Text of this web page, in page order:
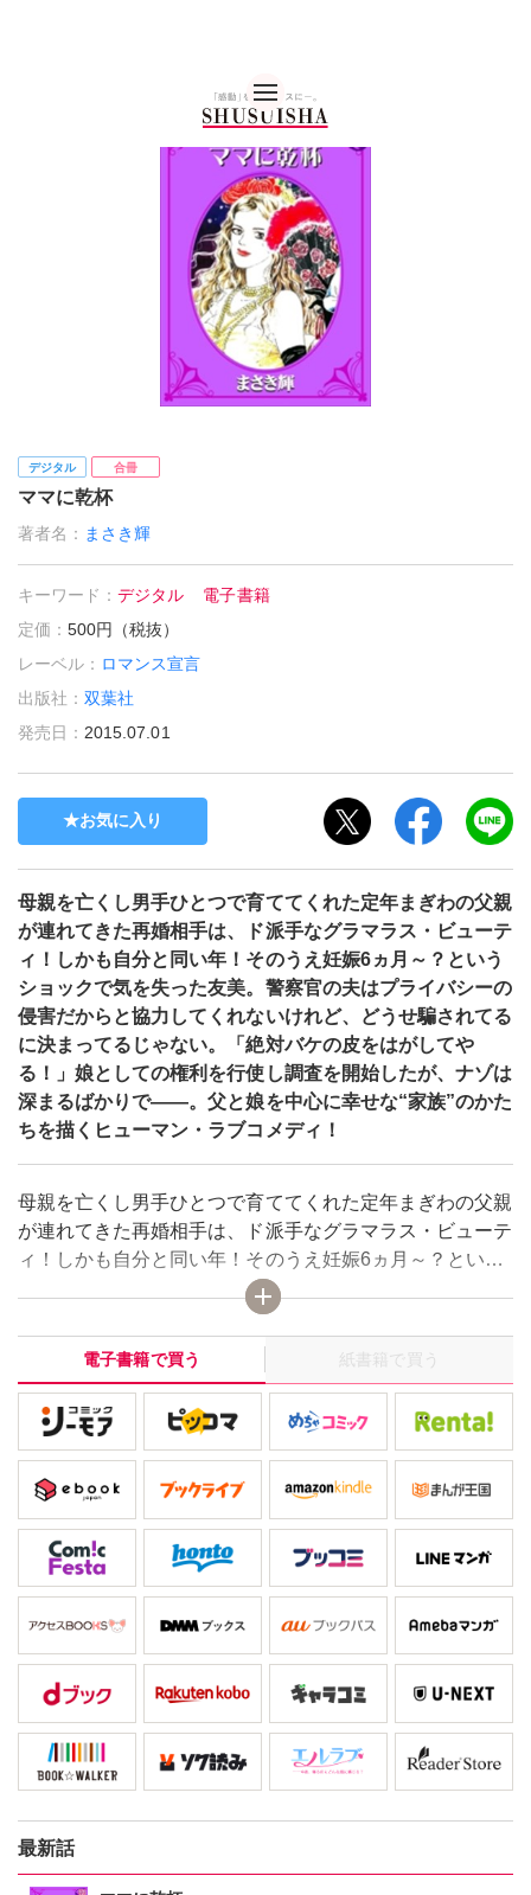
デジタル 合冊
ママに乾杯
著者名： まさき輝
キーワード：デジタル
電子書籍
定価：500円（税抜）
レーベル： ロマンス宣言
出版社：双葉社
発売日： 2015.07.01
お気に入り
母親を亡くし男手ひとつで育ててくれた定年まぎわの父親
が連れてきた再婚相手は、ド派手なグラマラス・ビューテ
ィ！しかも自分と同い年！そのうえ妊娠6ヵ月～？という
ショックで気を失った友美。警察官の夫はプライバシーの
侵害だからと協力してくれないけれど、どうせ騙されてる
に決まってるじゃない。「絶対バケの皮をはがしてや
る！」娘としての権利を行使し調査を開始したが、ナゾは
深まるばかりで――。父と娘を中心に幸せな“家族”のかた
ちを描くヒューマン・ラブコメディ！
母親を亡くし男手ひとつで育ててくれた定年まぎわの父親
が連れてきた再婚相手は、ド派手なグラマラス・ビューテ
ィ！しかも自分と同い年！そのうえ妊娠6ヵ月～？という
ショックで気を失った友美。警察官の夫はプライバシーの
侵害だからと協力してくれないけれど、どうせ騙されてる
に決まってるじゃない。「絶対バケの皮をはがしてや
る！」娘としての権利を行使し調査を開始したが、ナゾは
ちを描くヒューマン・ラブコメディ！
電子書籍で買う 紙書籍で買う
最新話